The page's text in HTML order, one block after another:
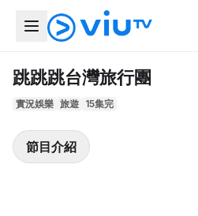
跳跳跳台灣旅行團
實況娛樂 旅遊 15集完
節目介紹